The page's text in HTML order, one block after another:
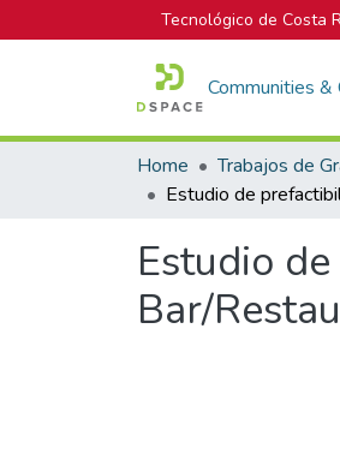
Tecnológico de Costa
Communities &
Home Trabajos de
Estudio
Bar/